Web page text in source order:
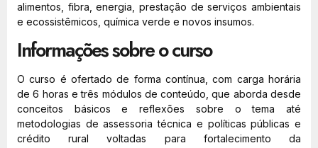
alimentos, fibra, energia, prestação de serviços ambientais
e ecossistêmicos, química verde e novos insumos.
Informações sobre o curso
O curso é ofertado de forma contínua, com carga horária
de 6 horas e três módulos de conteúdo, que aborda desde
conceitos básicos e reflexões sobre o tema até
metodologias de assessoria técnica e políticas públicas e
crédito rural voltadas para fortalecimento da